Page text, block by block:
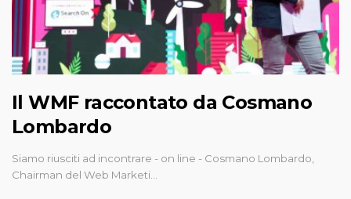
Il WMF raccontato da Cosmano
Lombardo
Siamo riusciti ad incontrare - on line - Cosmano Lombardo,
Chairman del Web Marketi…